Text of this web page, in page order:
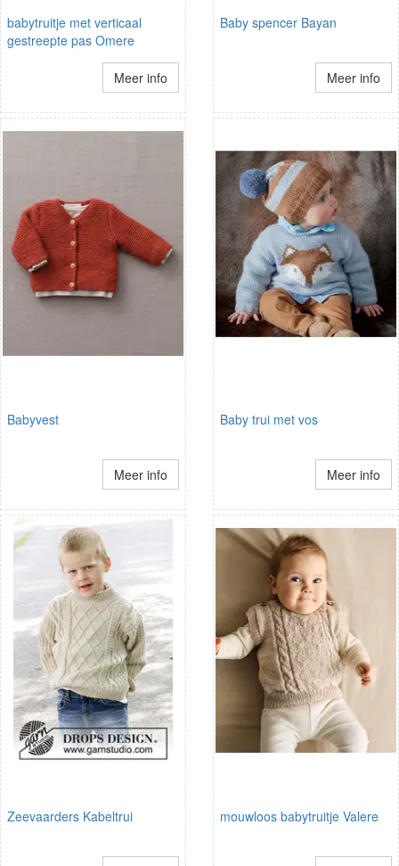
babytruitje met verticaal
gestreepte pas Omere
Meer info
Baby spencer Bayan
Meer info
Babyvest
Meer info
Baby trui met vos
Meer info
Zeevaarders Kabeltrui mouwloos babytruitje Valere